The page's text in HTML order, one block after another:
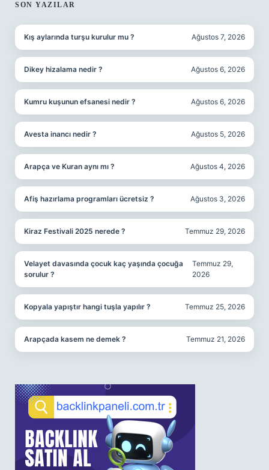
SIDEBAR
SON YAZILAR
Kış aylarında turşu kurulur mu ? Ağustos 7, 2026
Dikey hizalama nedir ? Ağustos 6, 2026
Kumru kuşunun efsanesi nedir ? Ağustos 6, 2026
Avesta inancı nedir ? Ağustos 5, 2026
Arapça ve Kuran aynı mı ? Ağustos 4, 2026
Afiş hazırlama programları ücretsiz ? Ağustos 3, 2026
Kiraz Festivali 2025 nerede ? Temmuz 29, 2026
Velayet davasında çocuk kaç yaşında çocuğa
sorulur ?
Temmuz 29,
2026
Kopyala yapıştır hangi tuşla yapılır ? Temmuz 25, 2026
Arapçada kasem ne demek ? Temmuz 21, 2026